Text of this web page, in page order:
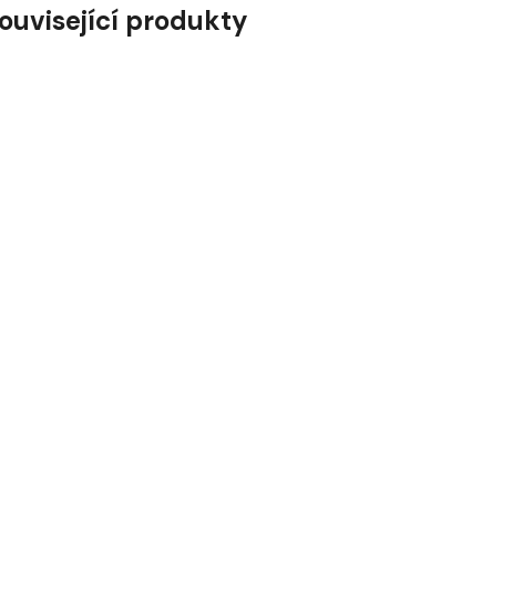
produkty